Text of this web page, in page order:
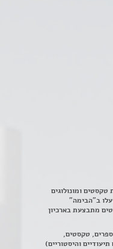
טקסטים ומונולוגים
מחזות, שהועלו ב"הבימה"
מתבצעת בארכיון
ספרים, טקסטים,
והיסטוריים)